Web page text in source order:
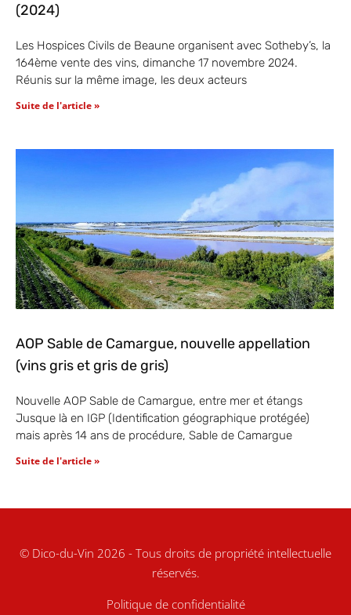
(2024)
Les Hospices Civils de Beaune organisent avec Sotheby’s, la
164ème vente des vins, dimanche 17 novembre 2024.
Réunis sur la même image, les deux acteurs
Suite de l'article »
AOP Sable de Camargue, nouvelle appellation
(vins gris et gris de gris)
Nouvelle AOP Sable de Camargue, entre mer et étangs
Jusque là en IGP (Identification géographique protégée)
mais après 14 ans de procédure, Sable de Camargue
Suite de l'article »
© Dico-du-Vin 2026 - Tous droits de propriété intellectuelle
réservés.
Politique de confidentialité